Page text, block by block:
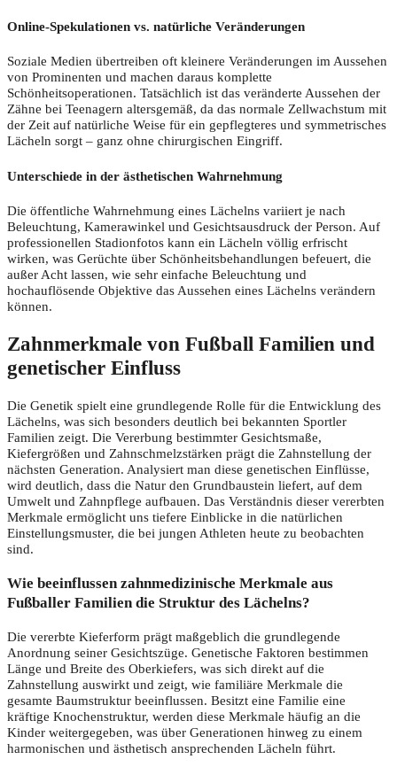
Online-Spekulationen vs. natürliche Veränderungen
Soziale Medien übertreiben oft kleinere Veränderungen im Aussehen
von Prominenten und machen daraus komplette
Schönheitsoperationen. Tatsächlich ist das veränderte Aussehen der
Zähne bei Teenagern altersgemäß, da das normale Zellwachstum mit
der Zeit auf natürliche Weise für ein gepflegteres und symmetrisches
Lächeln sorgt – ganz ohne chirurgischen Eingriff.
Unterschiede in der ästhetischen Wahrnehmung
Die öffentliche Wahrnehmung eines Lächelns variiert je nach
Beleuchtung, Kamerawinkel und Gesichtsausdruck der Person. Auf
professionellen Stadionfotos kann ein Lächeln völlig erfrischt
wirken, was Gerüchte über Schönheitsbehandlungen befeuert, die
außer Acht lassen, wie sehr einfache Beleuchtung und
hochauflösende Objektive das Aussehen eines Lächelns verändern
können.
Zahnmerkmale von Fußball Familien und
genetischer Einfluss
Die Genetik spielt eine grundlegende Rolle für die Entwicklung des
Lächelns, was sich besonders deutlich bei bekannten Sportler
Familien zeigt. Die Vererbung bestimmter Gesichtsmaße,
Kiefergrößen und Zahnschmelzstärken prägt die Zahnstellung der
nächsten Generation. Analysiert man diese genetischen Einflüsse,
wird deutlich, dass die Natur den Grundbaustein liefert, auf dem
Umwelt und Zahnpflege aufbauen. Das Verständnis dieser vererbten
Merkmale ermöglicht uns tiefere Einblicke in die natürlichen
Einstellungsmuster, die bei jungen Athleten heute zu beobachten
sind.
Wie beeinflussen zahnmedizinische Merkmale aus
Fußballer Familien die Struktur des Lächelns?
Die vererbte Kieferform prägt maßgeblich die grundlegende
Anordnung seiner Gesichtszüge. Genetische Faktoren bestimmen
Länge und Breite des Oberkiefers, was sich direkt auf die
Zahnstellung auswirkt und zeigt, wie familiäre Merkmale die
gesamte Baumstruktur beeinflussen. Besitzt eine Familie eine
kräftige Knochenstruktur, werden diese Merkmale häufig an die
Kinder weitergegeben, was über Generationen hinweg zu einem
harmonischen und ästhetisch ansprechenden Lächeln führt.